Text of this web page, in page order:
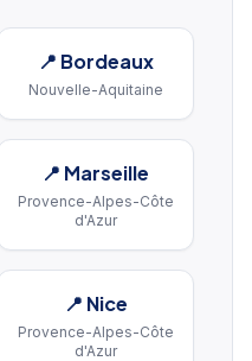
📍 Bordeaux
Nouvelle-Aquitaine
📍 Marseille
Provence-Alpes-Côte
d'Azur
📍 Nice
Provence-Alpes-Côte
d'Azur